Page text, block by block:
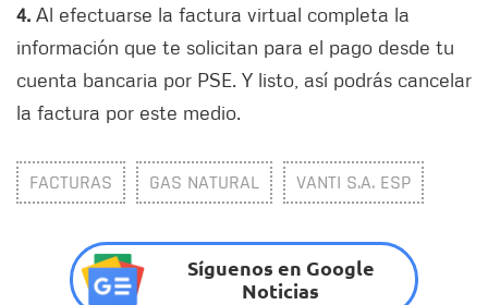
4. Al efectuarse la factura virtual completa la
información que te solicitan para el pago desde tu
cuenta bancaria por PSE. Y listo, así podrás cancelar
la factura por este medio.
FACTURAS GAS NATURAL VANTI S.A. ESP
Síguenos en Google
Noticias